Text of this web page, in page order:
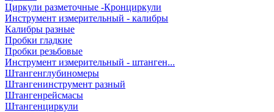
Циркули разметочные -Кронциркули
Инструмент измерительный - калибры
Калибры разные
Пробки гладкие
Пробки резьбовые
Инструмент измерительный - штанген...
Штангенглубиномеры
Штангенинструмент разный
Штангенрейсмасы
Штангенциркули